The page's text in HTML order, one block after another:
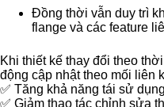
Đồng thời vẫn duy trì
flange và các feature
Khi thiết kế thay đổi theo
động cập nhật theo mối liên
✅ Tăng khả năng tái sử
✅ Giảm thao tác chỉnh sửa